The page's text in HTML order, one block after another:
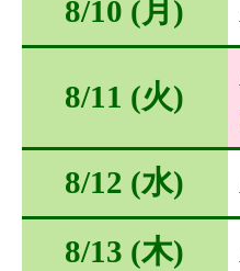
8/10 (月)
8/11 (火)
8/12 (水)
8/13 (木)